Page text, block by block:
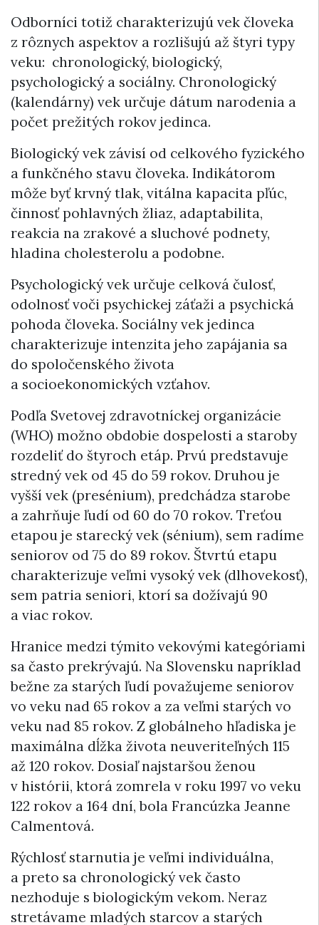
Odborníci totiž charakterizujú vek človeka
z rôznych aspektov a rozlišujú až štyri typy
veku: chronologický, biologický,
psychologický a sociálny. Chronologický
(kalendárny) vek určuje dátum narodenia a
počet prežitých rokov jedinca.
Biologický vek závisí od celkového fyzického
a funkčného stavu človeka. Indikátorom
môže byť krvný tlak, vitálna kapacita pľúc,
činnosť pohlavných žliaz, adaptabilita,
reakcia na zrakové a sluchové podnety,
hladina cholesterolu a podobne.
Psychologický vek určuje celková čulosť,
odolnosť voči psychickej záťaži a psychická
pohoda človeka. Sociálny vek jedinca
charakterizuje intenzita jeho zapájania sa
do spoločenského života
a socioekonomických vzťahov.
Podľa Svetovej zdravotníckej organizácie
(WHO) možno obdobie dospelosti a staroby
rozdeliť do štyroch etáp. Prvú predstavuje
stredný vek od 45 do 59 rokov. Druhou je
vyšší vek (presénium), predchádza starobe
a zahrňuje ľudí od 60 do 70 rokov. Treťou
etapou je starecký vek (sénium), sem radíme
seniorov od 75 do 89 rokov. Štvrtú etapu
charakterizuje veľmi vysoký vek (dlhovekosť),
sem patria seniori, ktorí sa dožívajú 90
a viac rokov.
Hranice medzi týmito vekovými kategóriami
sa často prekrývajú. Na Slovensku napríklad
bežne za starých ľudí považujeme seniorov
vo veku nad 65 rokov a za veľmi starých vo
veku nad 85 rokov. Z globálneho hľadiska je
maximálna dĺžka života neuveriteľných 115
až 120 rokov. Dosiaľ najstaršou ženou
v histórii, ktorá zomrela v roku 1997 vo veku
122 rokov a 164 dní, bola Francúzka Jeanne
Calmentová.
Rýchlosť starnutia je veľmi individuálna,
a preto sa chronologický vek často
nezhoduje s biologickým vekom. Neraz
stretávame mladých starcov a starých